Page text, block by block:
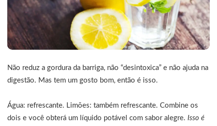
Não reduz a gordura da barriga, não “desintoxica” e não ajuda na
digestão. Mas tem um gosto bom, então é isso.
Água: refrescante. Limões: também refrescante. Combine os
dois e você obterá um líquido potável com sabor alegre. Isso é